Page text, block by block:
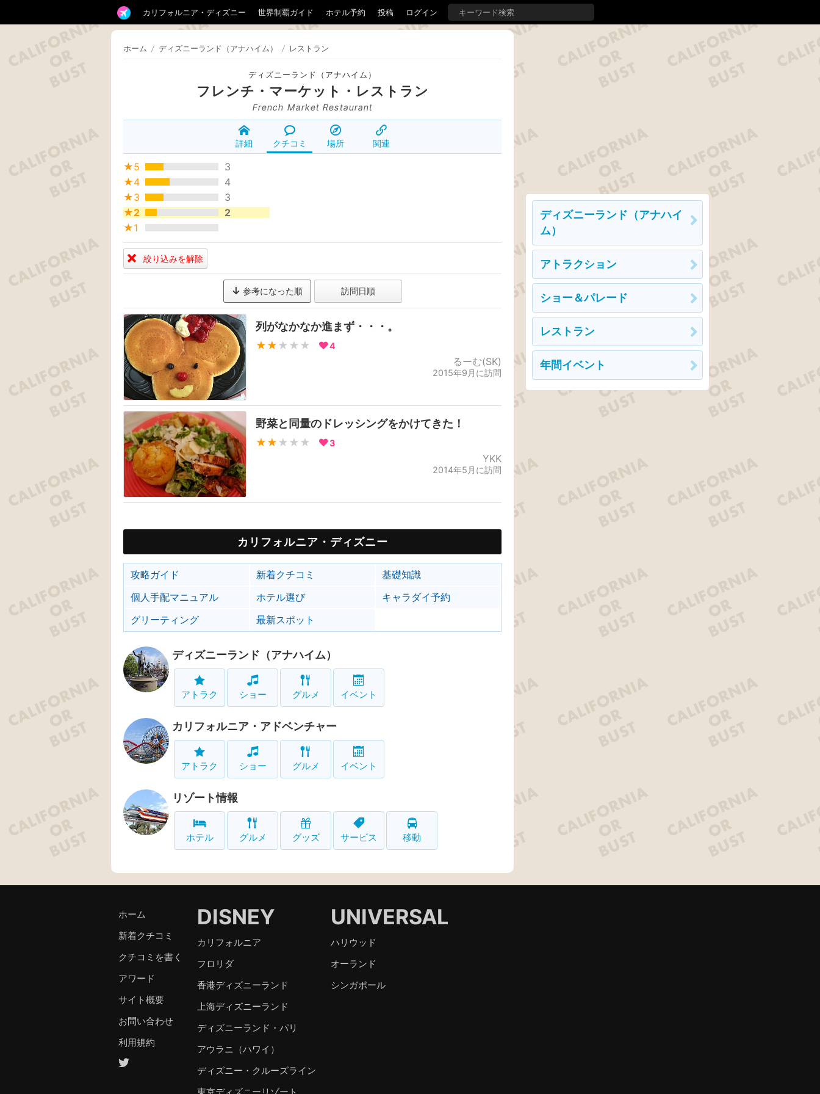
カリフォルニア・ディズニー 世界制覇ガイド ホテル予約 投稿 ログイン
ホーム / ディズニーランド（アナハイム） / レストラン
ディズニーランド（アナハイム）
フレンチ・マーケット・レストラン
French Market Restaurant
詳細 クチコミ 場所 関連
★5
3
★4
4
★3
3
★2
2
★1
絞り込みを解除
参考になった順 訪問日順
列がなかなか進まず・・・。
★★ ★★★ 4
るーむ(SK)
2015年9月に訪問
野菜と同量のドレッシングをかけてきた！
★★ ★★★ 3
YKK
2014年5月に訪問
カリフォルニア・ディズニー
攻略ガイド 新着クチコミ
基礎知識
個人手配マニュアル
ホテル選び
キャラダイ予約
グリーティング
最新スポット
ディズニーランド（アナハイム）
アトラク ショー グルメ イベント
カリフォルニア・アドベンチャー
アトラク ショー グルメ イベント
リゾート情報
ホテル グルメ グッズ サービス 移動
ディズニーランド（アナハイ
ム）
アトラクション
ショー＆パレード
レストラン
年間イベント
ホーム
新着クチコミ
クチコミを書く
アワード
サイト概要
お問い合わせ
利用規約
DISNEY
カリフォルニア
フロリダ
香港ディズニーランド
上海ディズニーランド
ディズニーランド・パリ
アウラニ（ハワイ）
ディズニー・クルーズライン
UNIVERSAL
ハリウッド
オーランド
シンガポール